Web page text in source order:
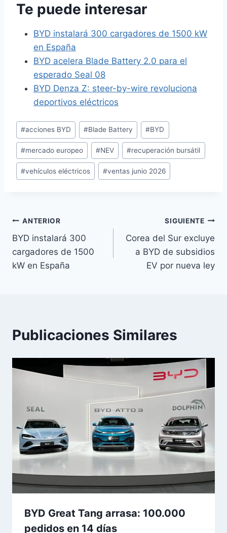
Te puede interesar
BYD instalará 300 cargadores de 1500 kW
en España
BYD acelera Blade Battery 2.0 para el
esperado Seal 08
BYD Denza Z: steer-by-wire revoluciona
deportivos eléctricos
Etiquetas
de
la
entrada:
#acciones BYD #Blade Battery #BYD
#mercado europeo #NEV #recuperación bursátil
#vehículos eléctricos #ventas junio 2026
Navegación
de
entradas
ANTERIOR
BYD instalará 300
cargadores de 1500
kW en España
SIGUIENTE
Corea del Sur excluye
a BYD de subsidios
EV por nueva ley
Publicaciones Similares
BYD Great Tang arrasa: 100.000
pedidos en 14 días